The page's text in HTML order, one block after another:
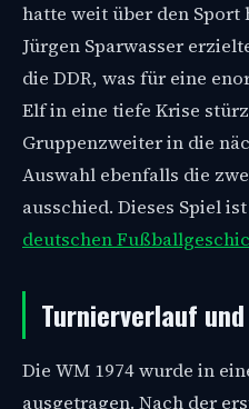
hatte weit über den Sport
Jürgen Sparwasser
die DDR, was für eine
Elf in eine tiefe Krise
Gruppenzweiter in die
Auswahl ebenfalls die
ausschied. Dieses Spiel
deutschen
Turnierverlauf
Die WM 1974 wurde in
ausgetragen. Nach der